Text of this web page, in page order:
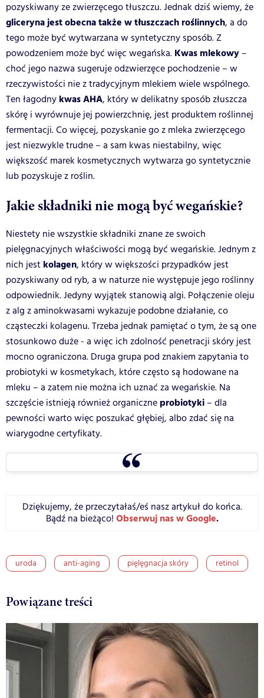
pozyskiwany ze zwierzęcego tłuszczu. Jednak dziś wiemy, że
gliceryna jest obecna także w tłuszczach roślinnych, a do
tego może być wytwarzana w syntetyczny sposób. Z
powodzeniem może być więc wegańska. Kwas mlekowy –
choć jego nazwa sugeruje odzwierzęce pochodzenie – w
rzeczywistości nie z tradycyjnym mlekiem wiele wspólnego.
Ten łagodny kwas AHA, który w delikatny sposób złuszcza
skórę i wyrównuje jej powierzchnię, jest produktem roślinnej
fermentacji. Co więcej, pozyskanie go z mleka zwierzęcego
jest niezwykle trudne – a sam kwas niestabilny, więc
większość marek kosmetycznych wytwarza go syntetycznie
lub pozyskuje z roślin.
Jakie składniki nie mogą być wegańskie?
Niestety nie wszystkie składniki znane ze swoich
pielęgnacyjnych właściwości mogą być wegańskie. Jednym z
nich jest kolagen, który w większości przypadków jest
pozyskiwany od ryb, a w naturze nie występuje jego roślinny
odpowiednik. Jedyny wyjątek stanowią algi. Połączenie oleju
z alg z aminokwasami wykazuje podobne działanie, co
cząsteczki kolagenu. Trzeba jednak pamiętać o tym, że są one
stosunkowo duże - a więc ich zdolność penetracji skóry jest
mocno ograniczona. Druga grupa pod znakiem zapytania to
probiotyki w kosmetykach, które często są hodowane na
mleku – a zatem nie można ich uznać za wegańskie. Na
szczęście istnieją również organiczne probiotyki – dla
pewności warto więc poszukać głębiej, albo zdać się na
wiarygodne certyfikaty.
Dziękujemy, że przeczytałaś/eś nasz artykuł do końca.
Bądź na bieżąco! Obserwuj nas w Google.
uroda anti-aging pięlęgnacja skóry retinol
Powiązane treści